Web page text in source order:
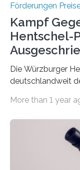
Förderungen
Kampf
Hentschel-
Die Würzburger
deutschlandweit
hochrangige
Schlaganfall“ mit
Betroffenen zu
diesem Jahr
More than 1 year